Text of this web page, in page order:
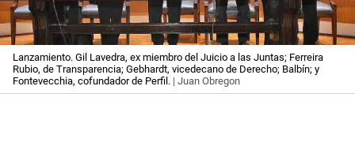
Lanzamiento. Gil Lavedra, ex miembro del Juicio a las Juntas; Ferreira
Rubio, de Transparencia; Gebhardt, vicedecano de Derecho; Balbín; y
Fontevecchia, cofundador de Perfil. | Juan Obregon